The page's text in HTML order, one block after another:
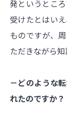
発というとこ
受けたとはい
ものですが、
ただきながら
－どのような
れたのですか？